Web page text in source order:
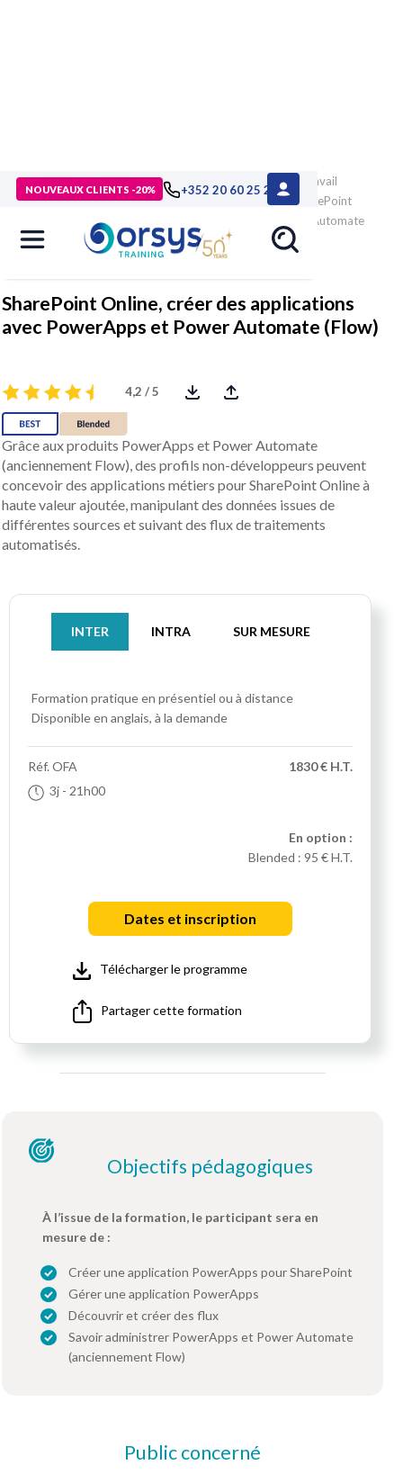
NOUVEAUX CLIENTS -20% +352 20 60 25 26
> Formations>Technologies numériques
Messagerie, travail
collaboratif>Microsoft 365, SharePoint
Formation SharePoint
Online, créer des applications avec PowerApps et Power Automate
(Flow)
SharePoint Online, créer des applications
avec PowerApps et Power Automate (Flow)
4,2 / 5
Grâce aux produits PowerApps et Power Automate
(anciennement Flow), des profils non-développeurs peuvent
concevoir des applications métiers pour SharePoint Online à
haute valeur ajoutée, manipulant des données issues de
différentes sources et suivant des flux de traitements
automatisés.
INTER INTRA SUR MESURE
Formation pratique en présentiel ou à distance
Disponible en anglais, à la demande
Réf.OFA
3j - 21h00
1830 € H.T.
En option :
Blended :95 € H.T.
Dates et inscription
Télécharger le programme
Partager cette formation
Objectifs pédagogiques
À l’issue de la formation, le participant sera en
mesure de :
Créer une application PowerApps pour SharePoint
Gérer une application PowerApps
Découvrir et créer des flux
Savoir administrer PowerApps et Power Automate
(anciennement Flow)
Public concerné